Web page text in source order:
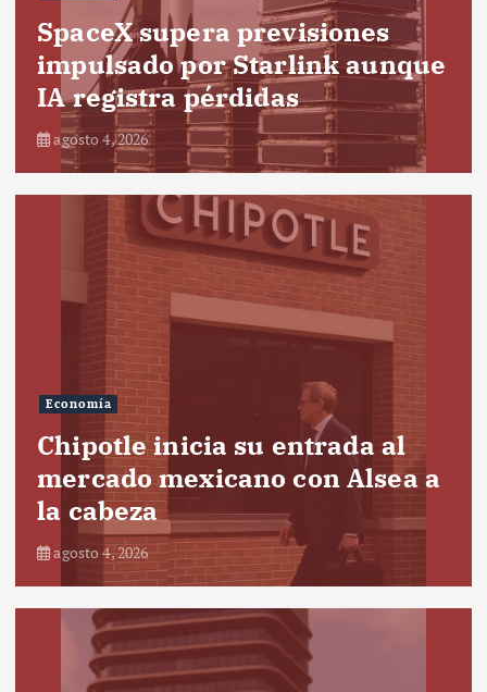
SpaceX supera previsiones
impulsado por Starlink aunque
IA registra pérdidas
agosto 4, 2026
Economía
Chipotle inicia su entrada al
mercado mexicano con Alsea a
la cabeza
agosto 4, 2026